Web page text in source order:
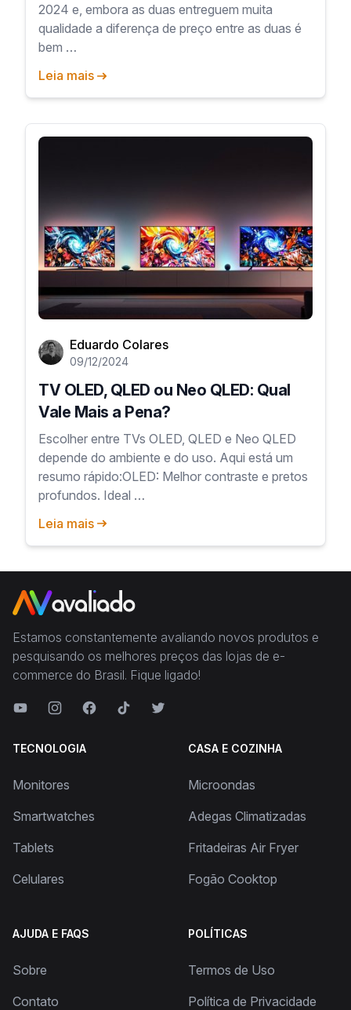
2024 e, embora as duas entreguem muita
qualidade a diferença de preço entre as duas é
bem …
Leia mais
Eduardo Colares
09/12/2024
TV OLED, QLED ou Neo QLED: Qual
Vale Mais a Pena?
Escolher entre TVs OLED, QLED e Neo QLED
depende do ambiente e do uso. Aqui está um
resumo rápido:OLED: Melhor contraste e pretos
profundos. Ideal …
Leia mais
Estamos constantemente avaliando novos produtos e
pesquisando os melhores preços das lojas de e-
commerce do Brasil. Fique ligado!
TECNOLOGIA
Monitores
Smartwatches
Tablets
Celulares
CASA E COZINHA
Microondas
Adegas Climatizadas
Fritadeiras Air Fryer
Fogão Cooktop
AJUDA E FAQS
Sobre
Contato
POLÍTICAS
Termos de Uso
Política de Privacidade